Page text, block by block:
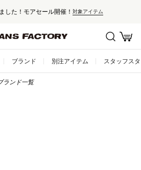
した！モアセール開催！ 対象アイテム
ブランド 別注アイテム スタッフス
ランド一覧